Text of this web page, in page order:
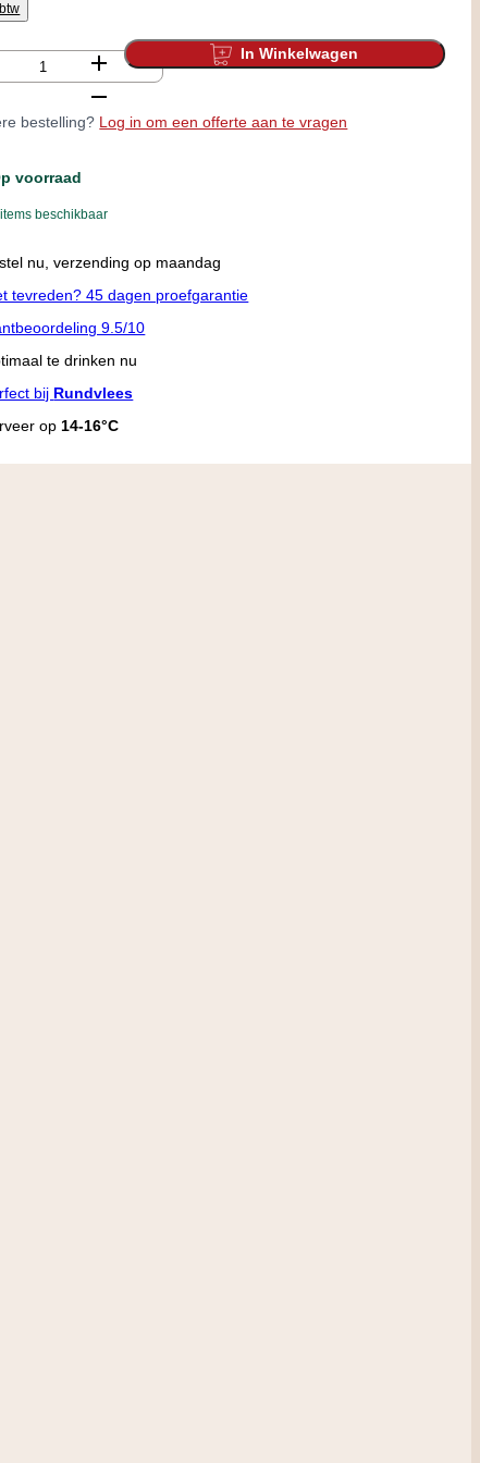
In Winkelwagen
bestelling? Log in om een offerte aan te vragen
voorraad
beschikbaar
nu, verzending op maandag
tevreden? 45 dagen proefgarantie
9.5/10
te drinken nu
bij Rundvlees
op 14-16°C